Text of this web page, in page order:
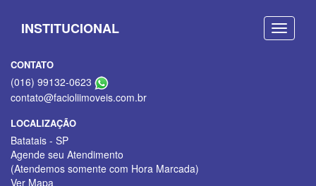
INSTITUCIONAL
CONTATO
(016) 99132-0623
contato@facioliimoveis.com.br
LOCALIZAÇÃO
Batatais - SP
Agende seu Atendimento
(Atendemos somente com Hora Marcada)
Ver Mapa